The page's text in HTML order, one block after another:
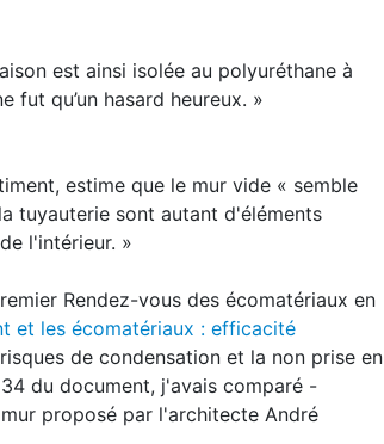
est ainsi isolée au polyuréthane à
qu’un hasard heureux. »
estime que le mur vide « semble
tuyauterie sont autant d'éléments
l'intérieur. »
Rendez-vous des écomatériaux en
et les écomatériaux : efficacité
de condensation et la non prise en
du document, j'avais comparé -
proposé par l'architecte André